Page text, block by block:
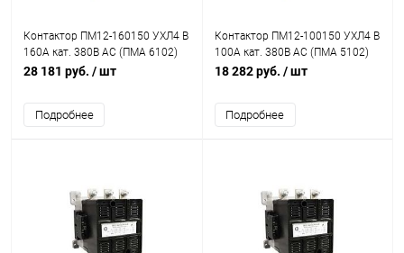
Контактор ПМ12-160150 УХЛ4 В
160А кат. 380В AC (ПМА 6102)
Кашин 072150220ВВ380000000
28 181 руб. / шт
Подробнее
Контактор ПМ12-100150 УХЛ4 В
100А кат. 380В AC (ПМА 5102)
Кашин 068150220ВВ380000000
18 282 руб. / шт
Подробнее